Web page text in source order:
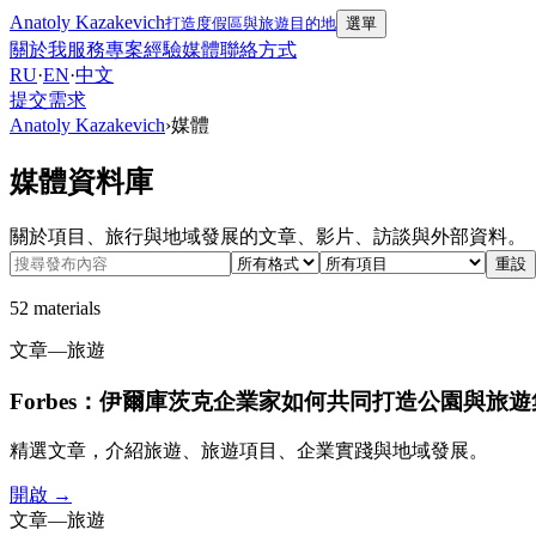
Anatoly Kazakevich打造度假區與旅遊目的地 選單
關於我服務專案經驗媒體聯絡方式
RU·EN·中文
提交需求
Anatoly Kazakevich›媒體
媒體資料庫
關於項目、旅行與地域發展的文章、影片、訪談與外部資料。
重設
52 materials
文章—旅遊
Forbes：伊爾庫茨克企業家如何共同打造公園與旅
精選文章，介紹旅遊、旅遊項目、企業實踐與地域發展。
開啟 →
文章—旅遊